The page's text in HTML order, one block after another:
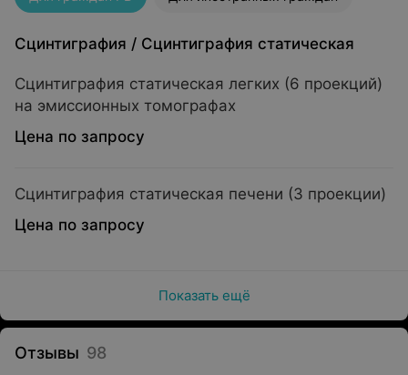
Сцинтиграфия / Сцинтиграфия статическая
Сцинтиграфия статическая легких (6 проекций)
на эмиссионных томографах
Цена по запросу
Сцинтиграфия статическая печени (3 проекции)
Цена по запросу
Показать ещё
Отзывы 98